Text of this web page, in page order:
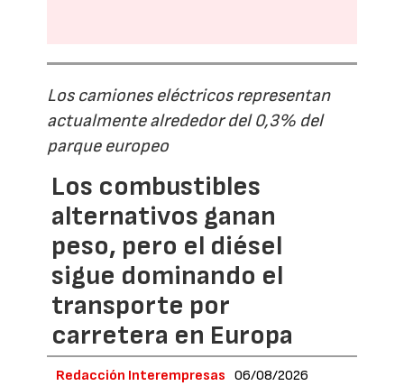
Los camiones eléctricos representan
actualmente alrededor del 0,3% del
parque europeo
Los combustibles
alternativos ganan
peso, pero el diésel
sigue dominando el
transporte por
carretera en Europa
Redacción Interempresas 06/08/2026